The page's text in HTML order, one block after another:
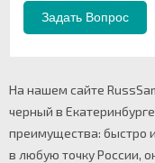
На нашем сайте
черный в
преимущества: быстро
в любую точку России,